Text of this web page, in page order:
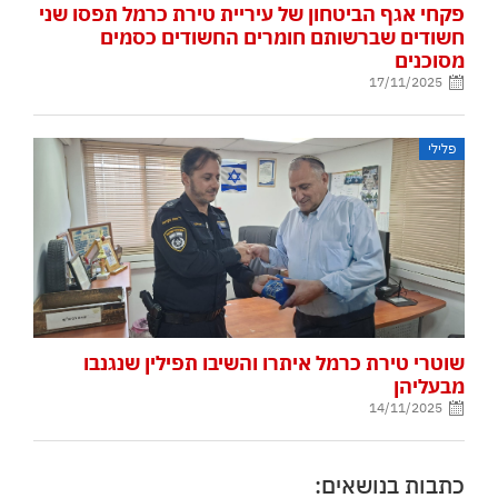
פקחי אגף הביטחון של עיריית טירת כרמל תפסו שני
חשודים שברשותם חומרים החשודים כסמים
מסוכנים
17/11/2025
פלילי
שוטרי טירת כרמל איתרו והשיבו תפילין שנגנבו
מבעליהן
14/11/2025
כתבות בנושאים: